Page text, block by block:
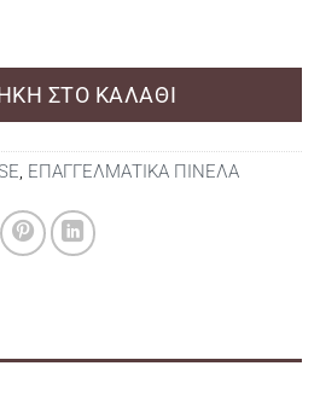
ΣΤΟ ΚΑΛΆΘΙ
, ΕΠΑΓΓΕΛΜΑΤΙΚΑ ΠΙΝΕΛΑ